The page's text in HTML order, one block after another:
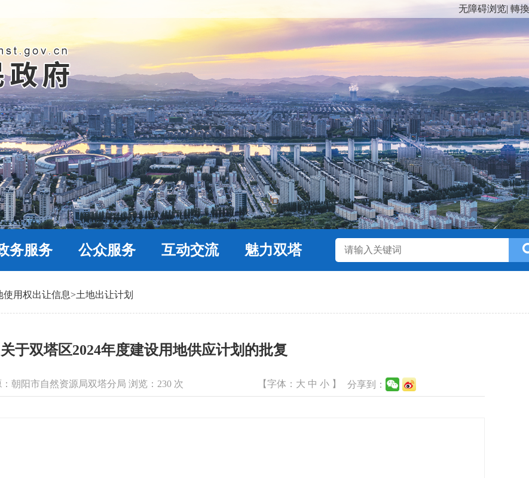
无障碍浏览| 轉
务服务 公众服务 互动交流 魅力双塔
使用权出让信息>土地出让计划
关于双塔区2024年度建设用地供应计划的批复
朝阳市自然资源局双塔分局 浏览： 230 次 【字体： 大 中 小 】 分享到：